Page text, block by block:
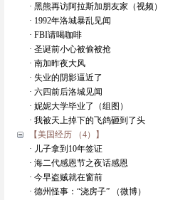
· 黑熊再访阿拉斯加朋友家（视频）
· 1992年洛城暴乱见闻
· FBI请喝咖啡
· 圣诞前小心被偷被抢
· 南加昨夜大风
· 失业的阴影逼近了
· 六四前后洛城见闻
· 妮妮大学毕业了（组图）
· 我被天上掉下的飞鸽砸到了头
【美国经历 （4）】
· 儿子拿到10年签证
· 海二代感恩节之夜话感恩
· 今早盗贼就在窗前
· 德州怪事：“浇房子” （微博）